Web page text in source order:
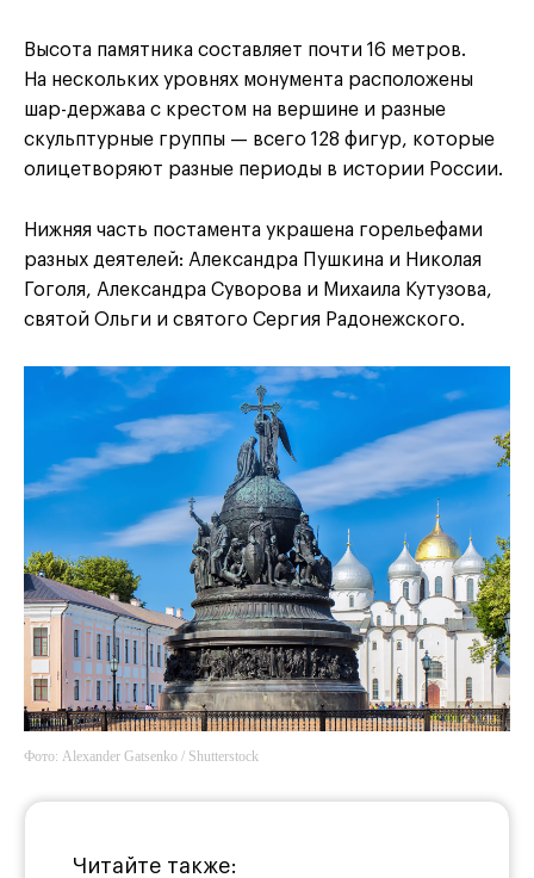
Высота памятника составляет почти 16 метров.
На нескольких уровнях монумента расположены
шар-держава с крестом на вершине и разные
скульптурные группы — всего 128 фигур, которые
олицетворяют разные периоды в истории России.
Нижняя часть постамента украшена горельефами
разных деятелей: Александра Пушкина и Николая
Гоголя, Александра Суворова и Михаила Кутузова,
святой Ольги и святого Сергия Радонежского.
Фото: Alexander Gatsenko / Shutterstock
Читайте также: